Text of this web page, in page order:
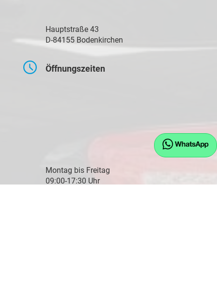
Hauptstraße 43
D-84155 Bodenkirchen
Öffnungszeiten
Montag bis Freitag
09:00-17:30 Uhr